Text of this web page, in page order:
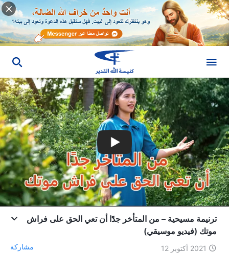
ترنيمة مسيحية – من المتأخر جدًا أن تعي الحق على فراش
موتك (فيديو موسيقي)
2021 أكتوبر 12 مشاركة